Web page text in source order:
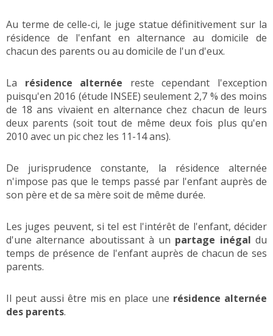
Au terme de celle-ci, le juge statue définitivement sur la
résidence de l'enfant en alternance au domicile de
chacun des parents ou au domicile de l'un d'eux.
La résidence alternée reste cependant l'exception
puisqu'en 2016 (étude INSEE) seulement 2,7 % des moins
de 18 ans vivaient en alternance chez chacun de leurs
deux parents (soit tout de même deux fois plus qu'en
2010 avec un pic chez les 11-14 ans).
De jurisprudence constante, la résidence alternée
n'impose pas que le temps passé par l'enfant auprès de
son père et de sa mère soit de même durée.
Les juges peuvent, si tel est l'intérêt de l'enfant, décider
d'une alternance aboutissant à un partage inégal du
temps de présence de l'enfant auprès de chacun de ses
parents.
Il peut aussi être mis en place une résidence alternée
des parents.